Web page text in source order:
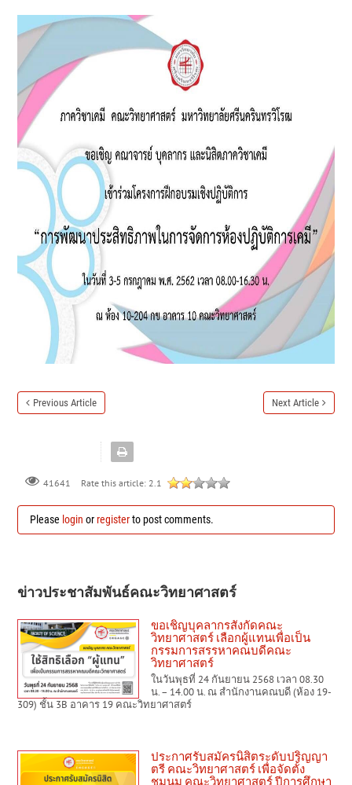
Previous Article Next Article
41641 Rate this article: 2.1
Please login orregisterto post comments.
ข่าวประชาสัมพันธ์คณะวิทยาศาสตร์
ขอเชิญบุคลากรสังกัดคณะ
วิทยาศาสตร์ เลือกผู้แทนเพื่อเป็น
กรรมการสรรหาคณบดีคณะ
วิทยาศาสตร์
ในวันพุธที่ 24 กันยายน 2568 เวลา 08.30
น. – 14.00 น. ณ สำนักงานคณบดี (ห้อง 19-
309) ชั้น 3B อาคาร 19 คณะวิทยาศาสตร์
ประกาศรับสมัครนิสิตระดับปริญญา
ตรี คณะวิทยาศาสตร์ เพื่อจัดตั้ง
ชุมนุม คณะวิทยาศาสตร์ ปีการศึกษา